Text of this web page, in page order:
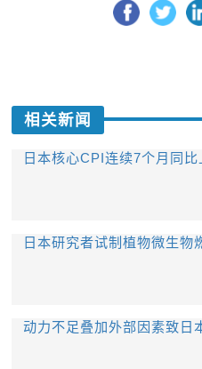
相关新闻
日本核心CPI连续7个月同比
日本研究者试制植物微生物
动力不足叠加外部因素致日